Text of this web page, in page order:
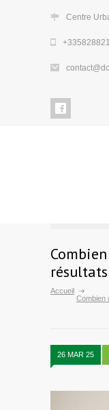
Centre
Accueil
Combien
26 MAR 25